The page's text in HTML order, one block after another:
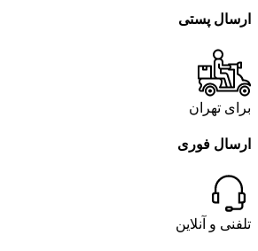
ارسال پستی
برای تهران
ارسال فوری
تلفنی و آنلاین